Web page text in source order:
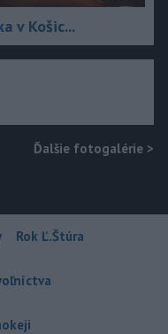
v Košic...
Ďalšie fotogalérie >
Rok Ľ.Štúra